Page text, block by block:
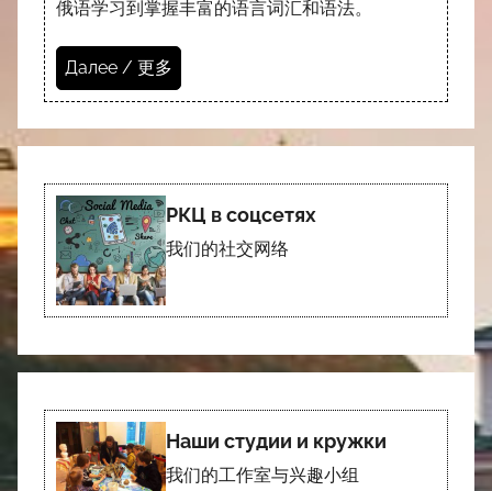
俄语学习到掌握丰富的语言词汇和语法。
Далее / 更多
РКЦ в соцсетях
我们的社交网络
Наши студии и кружки
我们的工作室与兴趣小组